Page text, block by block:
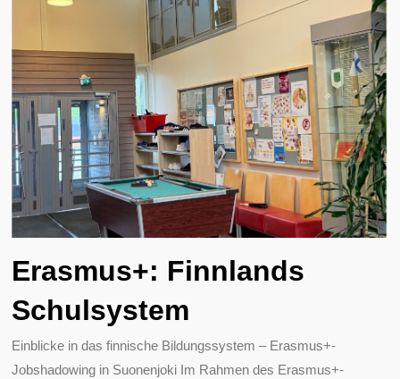
Erasmus+: Finnlands
Schulsystem
Einblicke in das finnische Bildungssystem – Erasmus+-
Jobshadowing in Suonenjoki Im Rahmen des Erasmus+-